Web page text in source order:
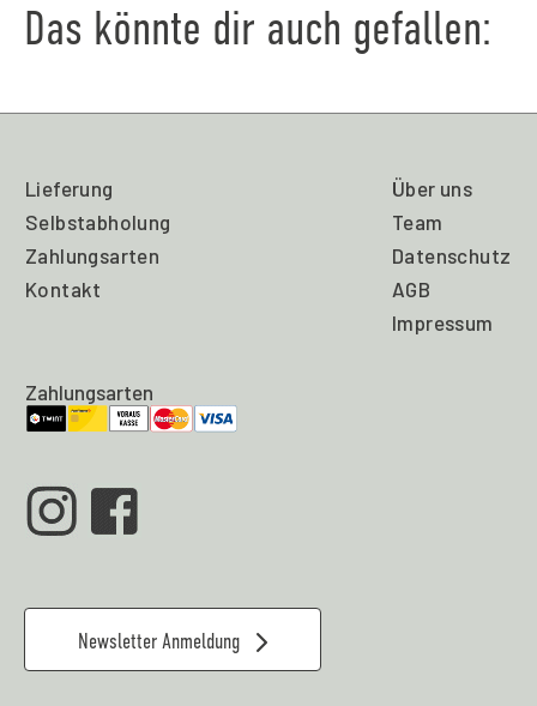
Das könnte dir auch gefallen:
Lieferung
Selbstabholung
Zahlungsarten
Kontakt
Über uns
Team
Datenschutz
AGB
Impressum
Zahlungsarten
Newsletter Anmeldung